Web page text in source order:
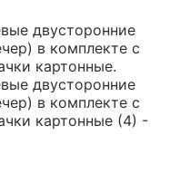
двусторонние
в комплекте с
картонные.
двусторонние
в комплекте с
картонные (4) -